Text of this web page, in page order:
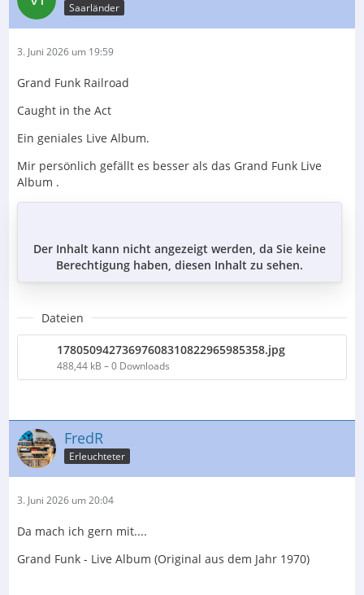
Saarländer
3. Juni 2026 um 19:59
Grand Funk Railroad
Caught in the Act
Ein geniales Live Album.
Mir persönlich gefällt es besser als das Grand Funk Live
Album .
Der Inhalt kann nicht angezeigt werden, da Sie keine
Berechtigung haben, diesen Inhalt zu sehen.
Dateien
17805094273697608310822965985358.jpg
488,44 kB – 0 Downloads
FredR
Erleuchteter
3. Juni 2026 um 20:04
Da mach ich gern mit....
Grand Funk - Live Album (Original aus dem Jahr 1970)